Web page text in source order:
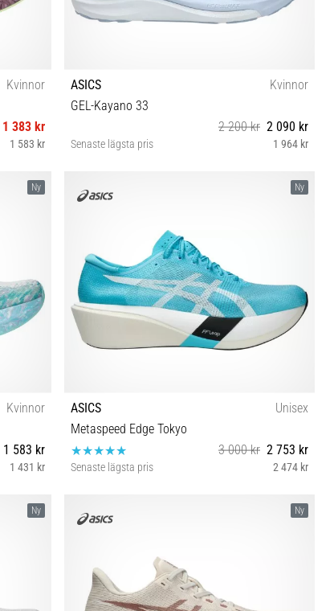
Kvinnor
1 383 kr
1 583 kr
ASICS
Kvinnor
GEL-Kayano 33
2 200 kr 2 090 kr
Senaste lägsta pris 1 964 kr
Ny
Kvinnor
1 583 kr
1 431 kr
Ny
ASICS
Unisex
Metaspeed Edge Tokyo
3 000 kr 2 753 kr
Senaste lägsta pris 2 474 kr
37 38 39 39½ 40 40½ 41½ 42 42½ 43½ 44 44½ 45 46
Ny Ny